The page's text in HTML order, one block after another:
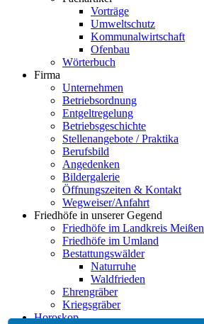
Vorträge
Umweltschutz
Kommunalwirtschaft
Ofenbau
Wörterbuch
Firma
Unternehmen
Betriebsordnung
Entgeltregelung
Betriebsgeschichte
Stellenangebote / Praktika
Berufsbild
Angedenken
Bildergalerie
Öffnungszeiten & Kontakt
Wegweiser/Anfahrt
Friedhöfe in unserer Gegend
Friedhöfe im Landkreis Meißen
Friedhöfe im Umland
Bestattungswälder
Naturruhe
Waldfrieden
Ehrengräber
Kriegsgräber
Horoskop